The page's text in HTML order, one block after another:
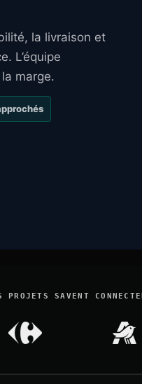
la livraison et
L’équipe
marge.
PROJETS SAVENT